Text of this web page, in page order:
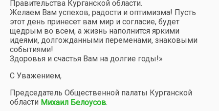
Правительства Курганской области.
Желаем Вам успехов, радости и оптимизма! Пусть
этот день принесет вам мир и согласие, будет
щедрым во всем, а жизнь наполнится яркими
идеями, долгожданными переменами, знаковыми
событиями!
Здоровья и счастья Вам на долгие годы!»
С Уважением,
Председатель Общественной палаты Курганской
области Михаил Белоусов.